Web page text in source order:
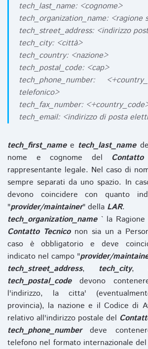
tech_last_name: <cognome>
tech_organization_name: <ragione
tech_street_address: <indirizzo
tech_city: <città>
tech_country: <nazione>
tech_postal_code: <cap>
tech_phone_number:
telefonico>
tech_fax_number:
tech_email: <indirizzo di posta
tech_first_namee tech_last_name
nome e cognome del
rappresentante legale. Nel caso di
sempre separati da uno spazio. In
devono coincidere con quanto
"provider/maintainer" della LAR.
tech_organization_name` la Ragione
Contatto Tecniconon sia un a
caso è obbligatorio e deve
indicato nel campo "provider/
tech_street_address, tech_city,
tech_postal_codedevono
l'indirizzo, la citta'
provincia), la nazione e il Codice di
relativo all'indirizzo postale del
tech_phone_numberdeve
telefono nel formato internazionale del